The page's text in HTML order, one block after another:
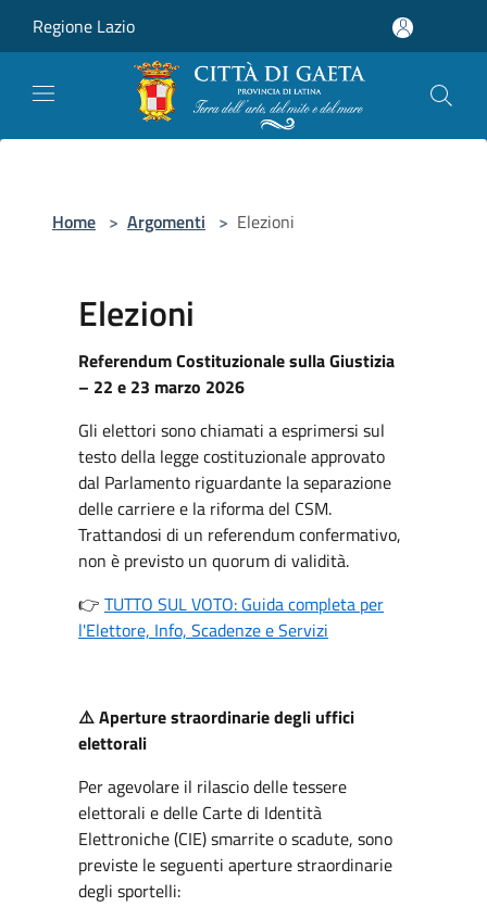
Regione Lazio
Home > Argomenti > Elezioni
Elezioni
Referendum Costituzionale sulla Giustizia
– 22 e 23 marzo 2026
Gli elettori sono chiamati a esprimersi sul
testo della legge costituzionale approvato
dal Parlamento riguardante la separazione
delle carriere e la riforma del CSM.
Trattandosi di un referendum confermativo,
non è previsto un quorum di validità.
👉 TUTTO SUL VOTO: Guida completa per
l'Elettore, Info, Scadenze e Servizi
⚠️ Aperture straordinarie degli uffici
elettorali
Per agevolare il rilascio delle tessere
elettorali e delle Carte di Identità
Elettroniche (CIE) smarrite o scadute, sono
previste le seguenti aperture straordinarie
degli sportelli: